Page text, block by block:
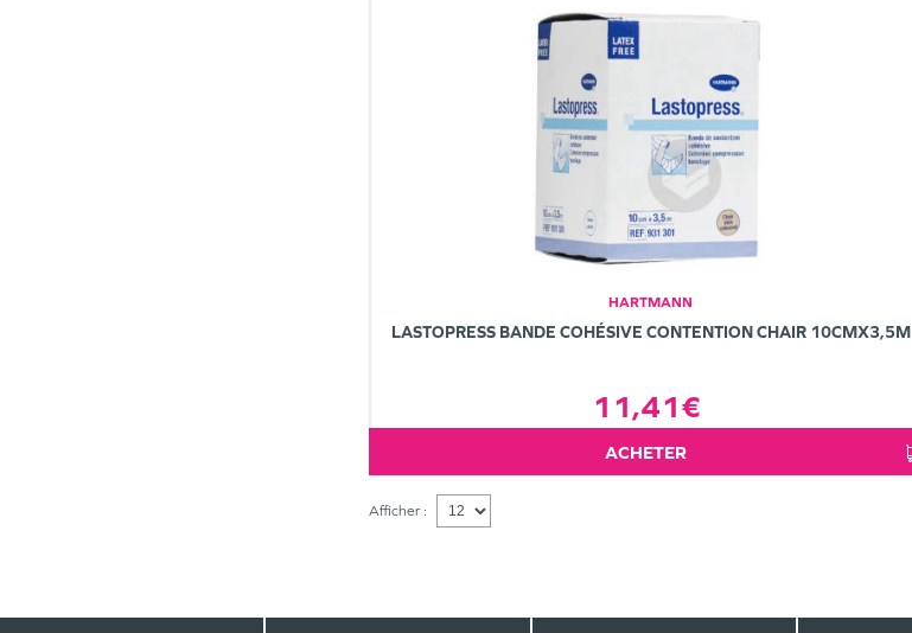
HARTMANN
LASTOPRESS BANDE COHÉSIVE CONTENTION CHAIR 10CMX3,5M
11,41€
ACHETER
Afficher :